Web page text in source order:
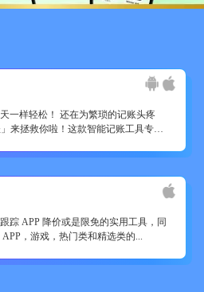
一样轻松！ 还在为繁琐的记账头疼
来拯救你啦！这款智能记账工具专为
踪 APP 降价或是限免的实用工具，同
，游戏，热门类和精选类的...